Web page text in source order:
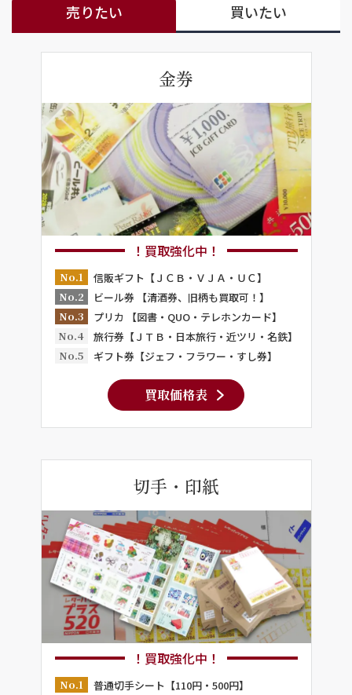
売りたい 買いたい
金券
！買取強化中！
No.1
信販ギフト【ＪＣＢ・ＶＪＡ・ＵＣ】
No.2
ビール券 【清酒券、旧柄も買取可！】
No.3
プリカ 【図書・QUO・テレホンカード】
No.4
旅行券【ＪＴＢ・日本旅行・近ツリ・名鉄】
No.5
ギフト券【ジェフ・フラワー・すし券】
買取価格表
切手・印紙
！買取強化中！
No.1
普通切手シート【110円・500円】